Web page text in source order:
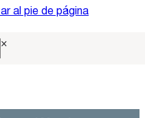
al pie de página
×